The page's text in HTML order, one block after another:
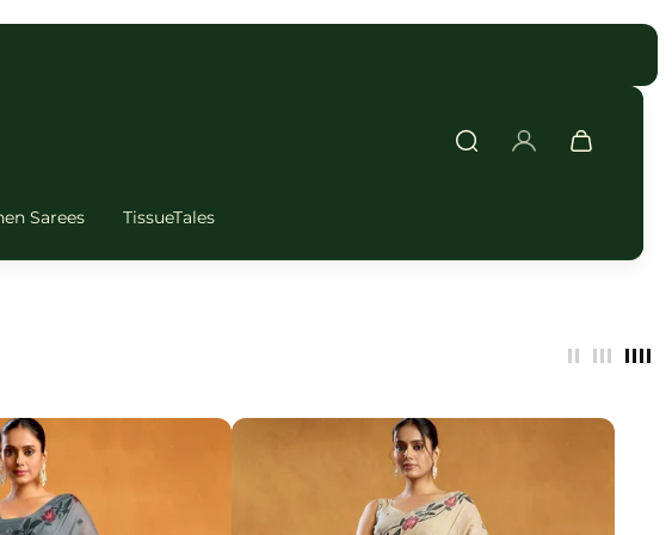
Sarees TissueTales